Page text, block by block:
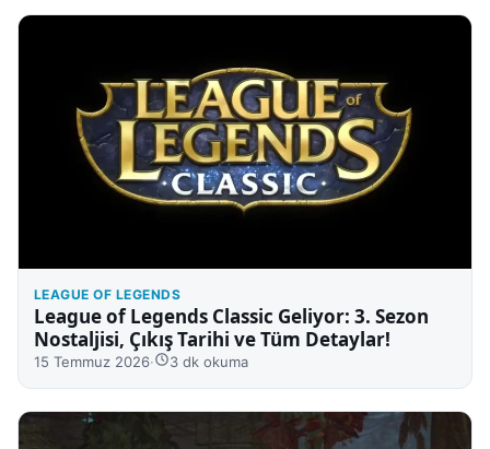
LEAGUE OF LEGENDS
League of Legends Classic Geliyor: 3. Sezon
Nostaljisi, Çıkış Tarihi ve Tüm Detaylar!
15 Temmuz 2026· 3 dk okuma